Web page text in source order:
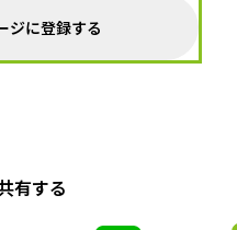
ジに登録する
有する